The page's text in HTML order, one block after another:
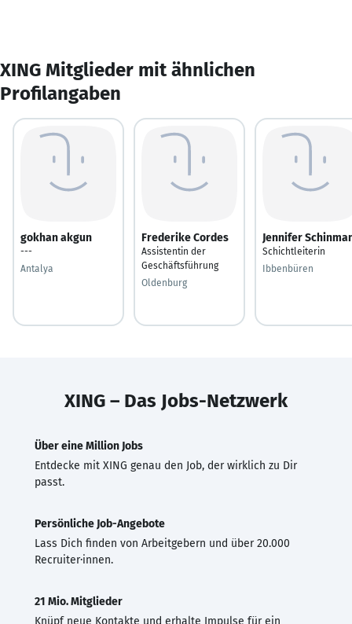
XING Mitglieder mit ähnlichen
Profilangaben
gokhan akgun
---
Antalya
Frederike Cordes
Assistentin der
Geschäftsführung
Oldenburg
Jennifer
Schichtleiterin
Ibbenbüren
XING – Das Jobs-Netzwerk
Über eine Million Jobs
Entdecke mit XING genau den Job, der wirklich zu Dir
passt.
Persönliche Job-Angebote
Lass Dich finden von Arbeitgebern und über 20.000
Recruiter·innen.
21 Mio. Mitglieder
Knüpf neue Kontakte und erhalte Impulse für ein